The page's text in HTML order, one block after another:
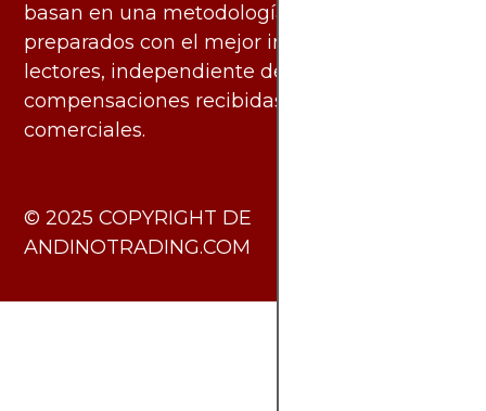
basan en una metodología imparcial y están
preparados con el mejor interés de los
lectores, independiente de las
compensaciones recibidas de socios
comerciales.
​© 2025 COPYRIGHT DE
ANDINOTRADING.COM